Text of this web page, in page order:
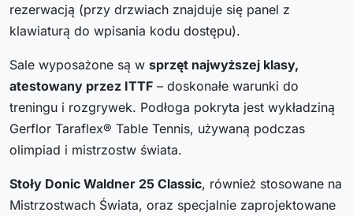
rezerwacją (przy drzwiach znajduje się panel z
klawiaturą do wpisania kodu dostępu).
Sale wyposażone są w sprzęt najwyższej klasy,
atestowany przez ITTF – doskonałe warunki do
treningu i rozgrywek. Podłoga pokryta jest wykładziną
Gerflor Taraflex® Table Tennis, używaną podczas
olimpiad i mistrzostw świata.
Stoły Donic Waldner 25 Classic, również stosowane na
Mistrzostwach Świata, oraz specjalnie zaprojektowane